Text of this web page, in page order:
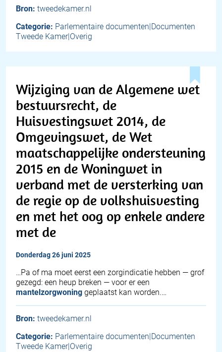
Bron: tweedekamer.nl
Categorie: Parlementaire documenten|Documenten
Tweede Kamer|Overig
Wijziging van de Algemene wet
bestuursrecht, de
Huisvestingswet 2014, de
Omgevingswet, de Wet
maatschappelijke ondersteuning
2015 en de Woningwet in
verband met de versterking van
de regie op de volkshuisvesting
en met het oog op enkele andere
met de
donderdag 26 juni 2025
…Pa of ma moet eerst een zorgindicatie hebben — grof
gezegd: een heup breken — voor er een
mantelzorgwoning geplaatst kan worden.…
Bron: tweedekamer.nl
Categorie: Parlementaire documenten|Documenten
Tweede Kamer|Overig